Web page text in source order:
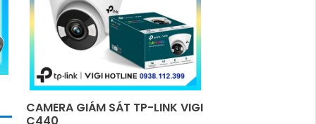
Manager trình duyệt web giám sát
sắc nét
CAMERA GIÁM SÁT TP-LINK VIGI
C440